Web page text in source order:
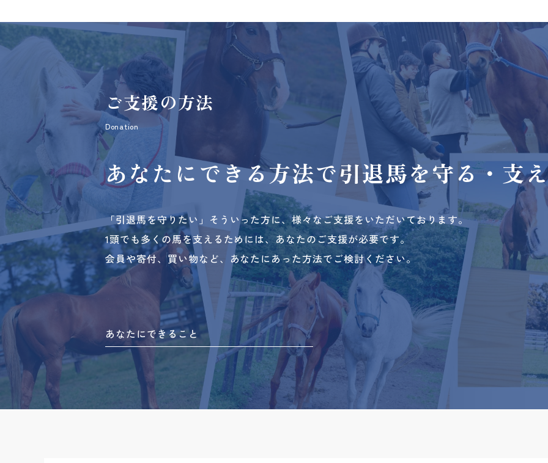
ご支援の方法
Donation
あなたにできる方法で引退馬を守る・支
「引退馬を守りたい」そういった方に、様々なご支援をいただいております。
1頭でも多くの馬を支えるためには、あなたのご支援が必要です。
会員や寄付、買い物など、あなたにあった方法でご検討ください。
あなたにできること